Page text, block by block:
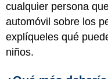
cualquier persona
automóvil sobre los
explíqueles qué
niños.